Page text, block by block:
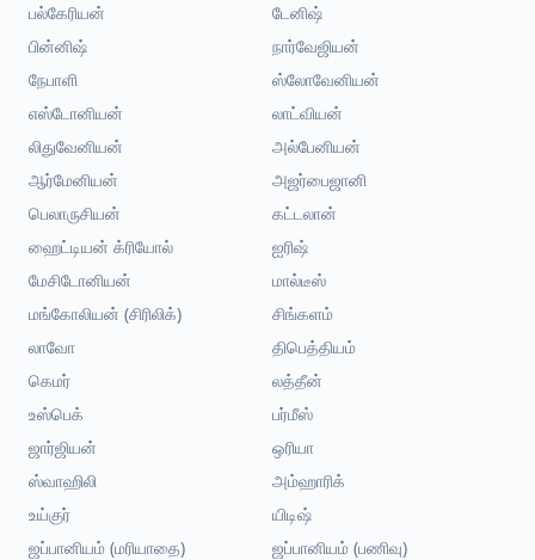
பல்கேரியன்
டேனிஷ்
பின்னிஷ்
நார்வேஜியன்
நேபாளி
ஸ்லோவேனியன்
எஸ்டோனியன்
லாட்வியன்
லிதுவேனியன்
அல்பேனியன்
ஆர்மேனியன்
அஜர்பைஜானி
பெலாருசியன்
கட்டலான்
ஹைட்டியன் க்ரியோல்
ஐரிஷ்
மேசிடோனியன்
மால்டீஸ்
மங்கோலியன் (சிரிலிக்)
சிங்களம்
லாவோ
திபெத்தியம்
கெமர்
லத்தீன்
உஸ்பெக்
பர்மீஸ்
ஜார்ஜியன்
ஒரியா
ஸ்வாஹிலி
அம்ஹாரிக்
உய்குர்
யிடிஷ்
ஜப்பானியம் (மரியாதை)
ஜப்பானியம் (பணிவு)